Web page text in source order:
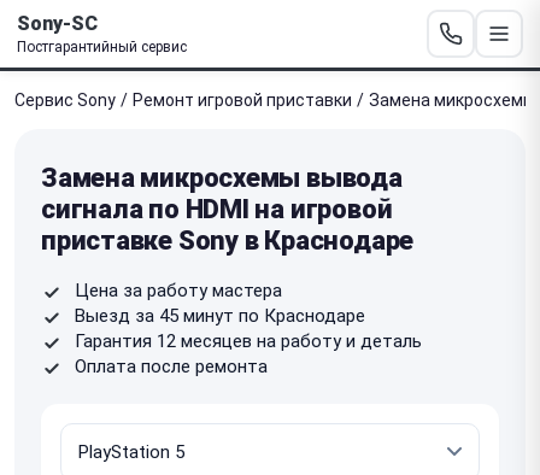
Sony-SC
Постгарантийный сервис
Сервис Sony / Ремонт игровой приставки / Замена микросхемы
Замена микросхемы вывода
сигнала по HDMI на игровой
приставке Sony в Краснодаре
Цена за работу мастера
Выезд за 45 минут по Краснодаре
Гарантия 12 месяцев на работу и деталь
Оплата после ремонта